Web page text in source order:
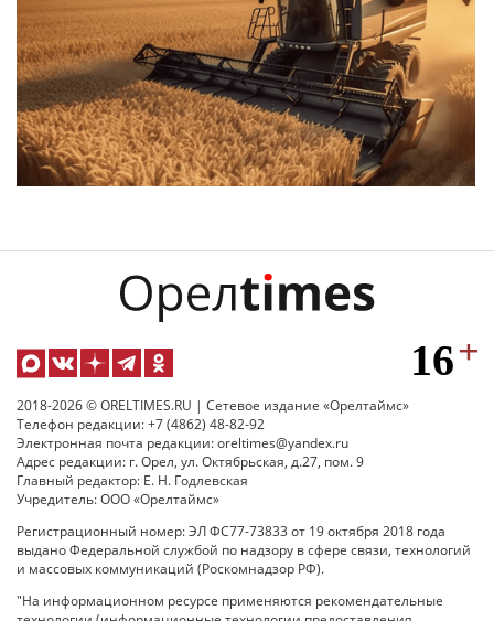
2018-2026 © ORELTIMES.RU | Сетевое издание «Орелтаймс»
Телефон редакции: +7 (4862) 48-82-92
Электронная почта редакции: oreltimes@yandex.ru
Адрес редакции: г. Орел, ул. Октябрьская, д.27, пом. 9
Главный редактор: Е. Н. Годлевская
Учредитель: ООО «Орелтаймс»
Регистрационный номер: ЭЛ ФС77-73833 от 19 октября 2018 года
выдано Федеральной службой по надзору в сфере связи, технологий
и массовых коммуникаций (Роскомнадзор РФ).
"На информационном ресурсе применяются рекомендательные